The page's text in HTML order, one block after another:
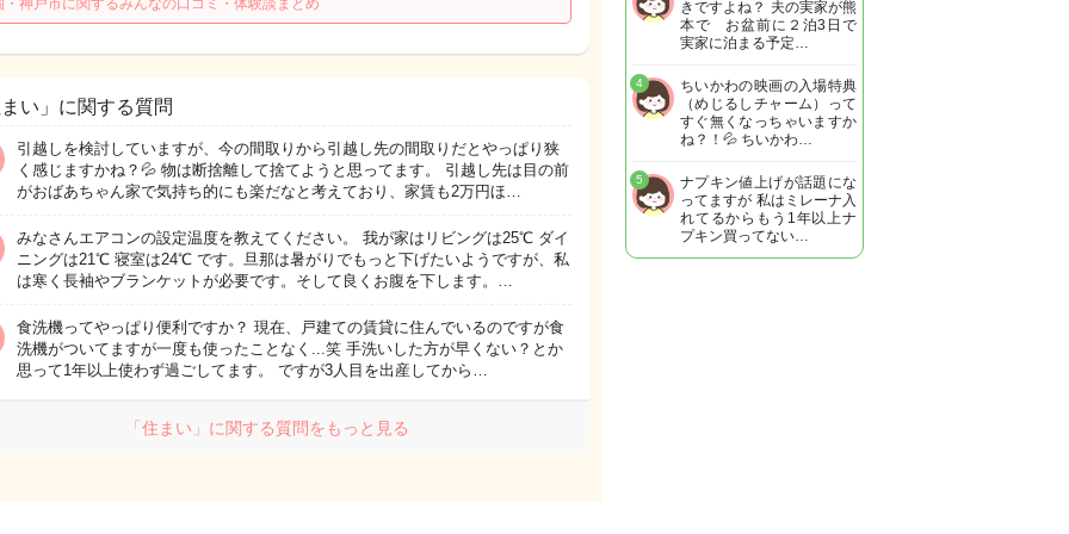
・神戸市に関するみんなの口コミ・体験談まとめ
い」に関する質問
引越しを検討していますが、今の間取りから引越し先の間取りだとやっぱり狭
く感じますかね？💦 物は断捨離して捨てようと思ってます。 引越し先は目の前
がおばあちゃん家で気持ち的にも楽だなと考えており、家賃も2万円ほ…
みなさんエアコンの設定温度を教えてください。 我が家はリビングは25℃ ダイ
ニングは21℃ 寝室は24℃ です。旦那は暑がりでもっと下げたいようですが、私
は寒く長袖やブランケットが必要です。そして良くお腹を下します。…
食洗機ってやっぱり便利ですか？ 現在、戸建ての賃貸に住んでいるのですが食
洗機がついてますが一度も使ったことなく...笑 手洗いした方が早くない？とか
思って1年以上使わず過ごしてます。 ですが3人目を出産してから…
「住まい」に関する質問をもっと見る
きですよね？ 夫の実家が熊
本で お盆前に２泊3日で
実家に泊まる予定…
ちいかわの映画の入場特典
（めじるしチャーム）って
すぐ無くなっちゃいますか
ね？！💦 ちいかわ…
4
ナプキン値上げが話題にな
ってますが 私はミレーナ入
れてるからもう1年以上ナ
プキン買ってない…
5